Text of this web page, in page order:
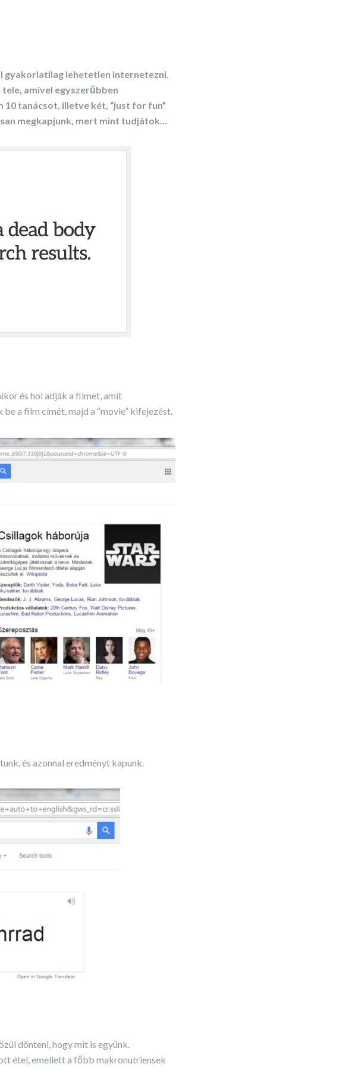
gyakorlatilag lehetetlen internetezni.
amivel egyszerűbben
tanácsot, illetve két, “just for fun”
megkapjunk, mert mint tudjátok…
és hol adják a filmet, amit
a film címét, majd a “movie” kifejezést.
és azonnal eredményt kapunk.
dönteni, hogy mit is együnk.
étel, emellett a főbb makronutriensek